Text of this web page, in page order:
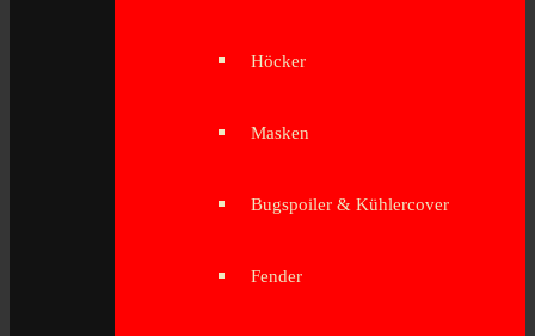
Höcker
Masken
Bugspoiler & Kühlercover
Fender